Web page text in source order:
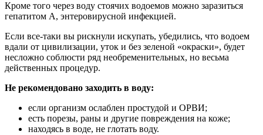
Кроме того через воду стоячих водоемов можно заразиться
гепатитом А, энтеровирусной инфекцией.
Если все-таки вы рискнули искупать, убедились, что водоем
вдали от цивилизации, уток и без зеленой «окраски», будет
несложно соблюсти ряд необременительных, но весьма
действенных процедур.
Не рекомендовано заходить в воду:
если организм ослаблен простудой и ОРВИ;
есть порезы, раны и другие повреждения на коже;
находясь в воде, не глотать воду.